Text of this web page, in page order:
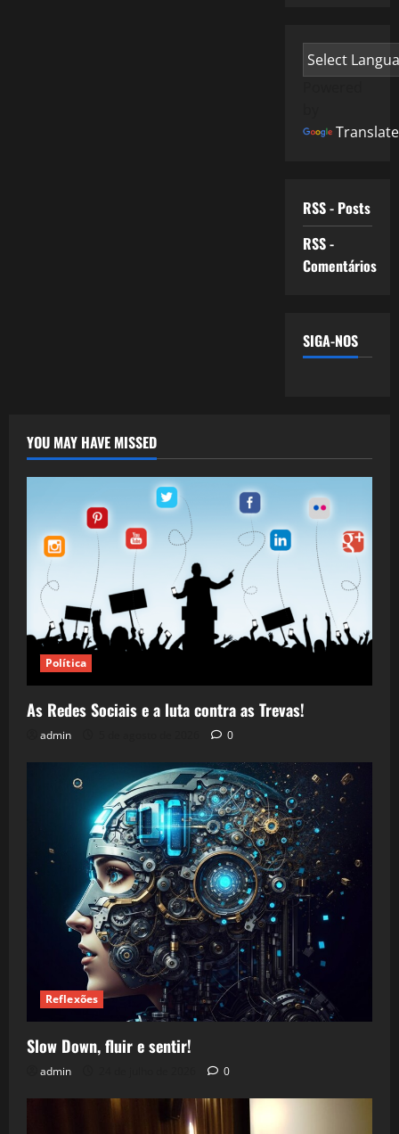
Translate
RSS - Posts
RSS -
Comentários
SIGA-NOS
YOU MAY HAVE MISSED
Política
As Redes Sociais e a luta contra as Trevas!
admin 0
Reflexões
Slow Down, fluir e sentir!
admin 0